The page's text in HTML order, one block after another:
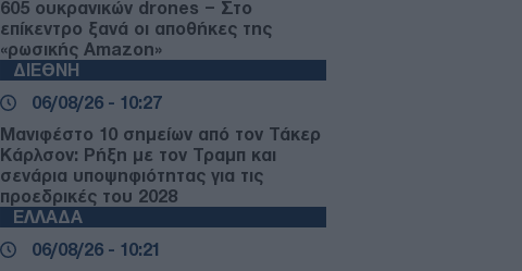
605 ουκρανικών drones – Στο
επίκεντρο ξανά οι αποθήκες της
«ρωσικής Amazon»
ΔΙΕΘΝΗ
06/08/26 - 10:27
Μανιφέστο 10 σημείων από τον Τάκερ
Κάρλσον: Ρήξη με τον Τραμπ και
σενάρια υποψηφιότητας για τις
προεδρικές του 2028
ΕΛΛΑΔΑ
06/08/26 - 10:21